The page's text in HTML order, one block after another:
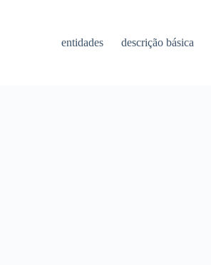
entidades descrição básica